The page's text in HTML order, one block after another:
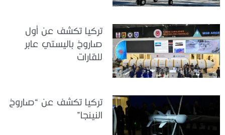
تركيا تكشف عن أول
صاروخ باليستي عابر
للقارات
تركيا تكشف عن “صاروخ
النينجا”